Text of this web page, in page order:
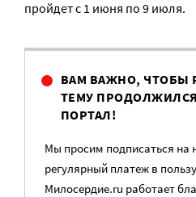
пройдет с 1 июня по 9 июля.
ВАМ ВАЖНО, ЧТОБЫ
ТЕМУ
ПОРТАЛ!
Мы просим подписаться на
регулярный платеж в
Милосердие.ru работает